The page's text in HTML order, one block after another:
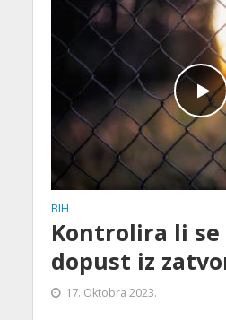
BIH
Kontrolira li se
dopust iz
17. Oktobra 2023.